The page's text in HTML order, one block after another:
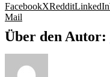
FacebookXRedditLinkedIn
Mail
Über den Autor: